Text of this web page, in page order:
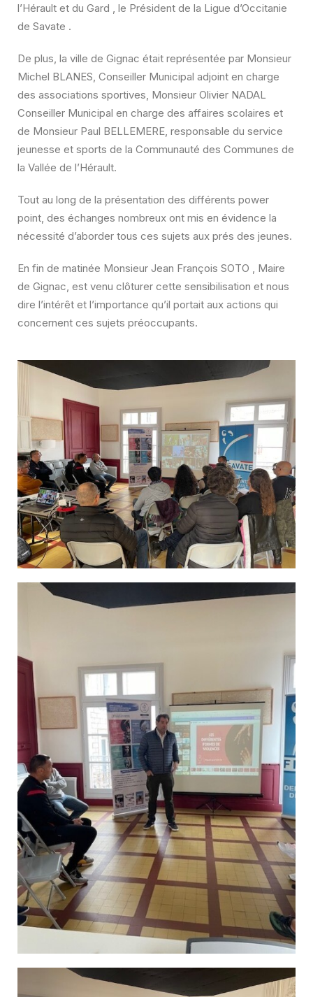
l’Hérault et du Gard , le Président de la Ligue d’Occitanie
de Savate .
De plus, la ville de Gignac était représentée par Monsieur
Michel BLANES, Conseiller Municipal adjoint en charge
des associations sportives, Monsieur Olivier NADAL
Conseiller Municipal en charge des affaires scolaires et
de Monsieur Paul BELLEMERE, responsable du service
jeunesse et sports de la Communauté des Communes de
la Vallée de l’Hérault.
Tout au long de la présentation des différents power
point, des échanges nombreux ont mis en évidence la
nécessité d’aborder tous ces sujets aux prés des jeunes.
En fin de matinée Monsieur Jean François SOTO , Maire
de Gignac, est venu clôturer cette sensibilisation et nous
dire l’intérêt et l’importance qu’il portait aux actions qui
concernent ces sujets préoccupants.